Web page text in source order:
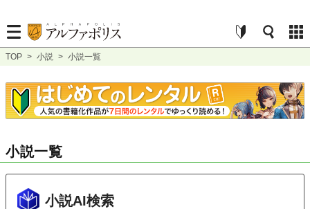
TOP > 小説 > 小説一覧
小説一覧
小説AI検索